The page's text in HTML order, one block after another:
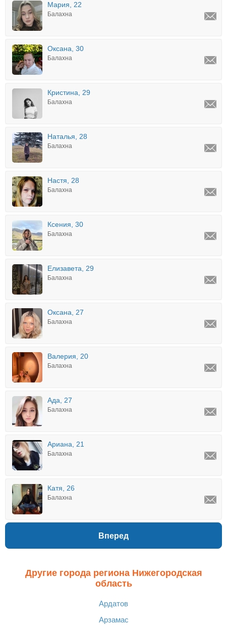
Мария, 22
Балахна
Оксана, 30
Балахна
Кристина, 29
Балахна
Наталья, 28
Балахна
Настя, 28
Балахна
Ксения, 30
Балахна
Елизавета, 29
Балахна
Оксана, 27
Балахна
Валерия, 20
Балахна
Ада, 27
Балахна
Ариана, 21
Балахна
Катя, 26
Балахна
Вперед
Другие города региона Нижегородская
область
Ардатов
Арзамас